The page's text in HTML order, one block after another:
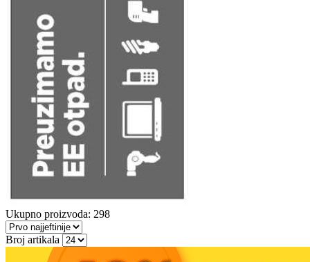
Ukupno proizvoda: 298
Broj artikala